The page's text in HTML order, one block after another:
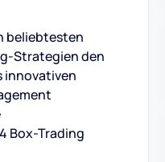
beliebtesten
Strategien den
innovativen
Box-Trading